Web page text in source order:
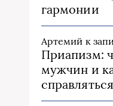
гармонии
Артемий к
Приапизм:
мужчин и
справляться